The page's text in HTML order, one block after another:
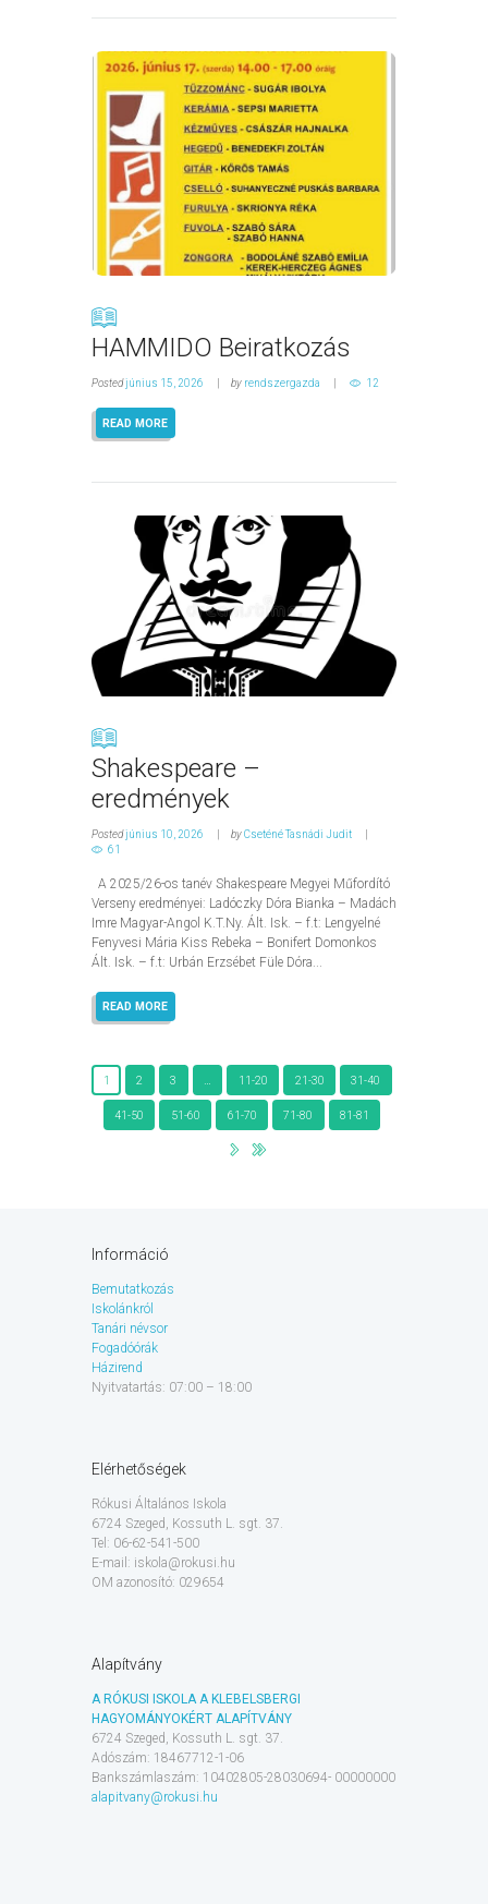
HAMMIDO Beiratkozás
Postedjúnius 15, 2026 by rendszergazda 12
READ MORE
Shakespeare –
eredmények
Postedjúnius 10, 2026 byCseténé Tasnádi Judit
61
A 2025/26-os tanév Shakespeare Megyei Műfordító
Verseny eredményei: Ladóczky Dóra Bianka – Madách
Imre Magyar-Angol K.T.Ny. Ált. Isk. – f.t: Lengyelné
Fenyvesi Mária Kiss Rebeka – Bonifert Domonkos
Ált. Isk. – f.t: Urbán Erzsébet Füle Dóra...
READ MORE
1 2 3 … 11-20 21-30 31-40
41-50 51-60 61-70 71-80 81-81
Információ
Bemutatkozás
Iskolánkról
Tanári névsor
Fogadóórák
Házirend
Nyitvatartás: 07:00 – 18:00
Elérhetőségek
Rókusi Általános Iskola
6724 Szeged, Kossuth L. sgt. 37.
Tel: 06-62-541-500
E-mail: iskola@rokusi.hu
OM azonosító: 029654
Alapítvány
A RÓKUSI ISKOLA A KLEBELSBERGI
HAGYOMÁNYOKÉRT ALAPÍTVÁNY
6724 Szeged, Kossuth L. sgt. 37.
Adószám: 18467712-1-06
Bankszámlaszám: 10402805-28030694- 00000000
alapitvany@rokusi.hu